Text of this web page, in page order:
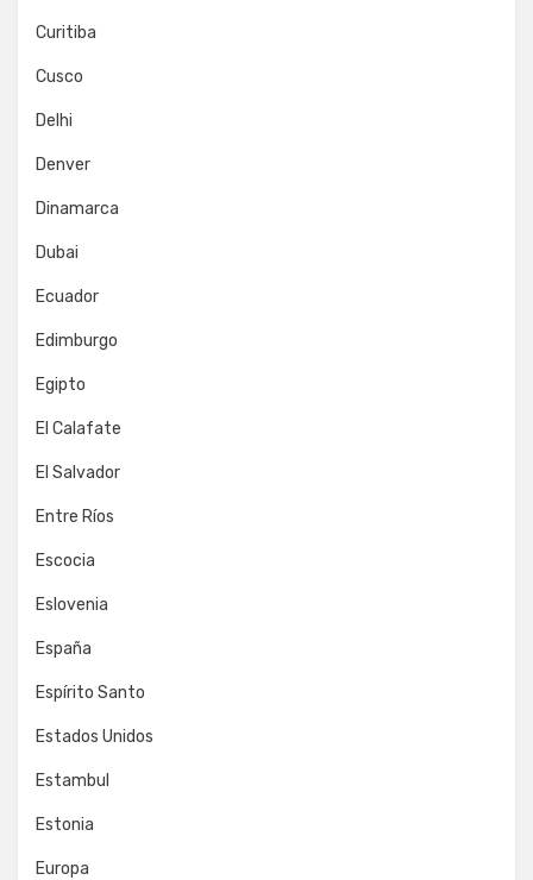
Curitiba
Cusco
Delhi
Denver
Dinamarca
Dubai
Ecuador
Edimburgo
Egipto
El Calafate
El Salvador
Entre Ríos
Escocia
Eslovenia
España
Espírito Santo
Estados Unidos
Estambul
Estonia
Europa